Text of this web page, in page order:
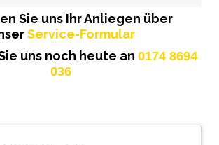
Sie uns Ihr Anliegen über
Service-Formular
uns noch heute an 0174 8694
036